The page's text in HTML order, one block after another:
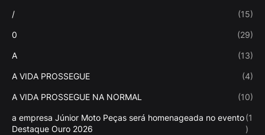
/ (15)
0 (29)
A (13)
A VIDA PROSSEGUE (4)
A VIDA PROSSEGUE NA NORMAL (10)
a empresa Júnior Moto Peças será homenageada no evento
Destaque Ouro 2026
(1
)